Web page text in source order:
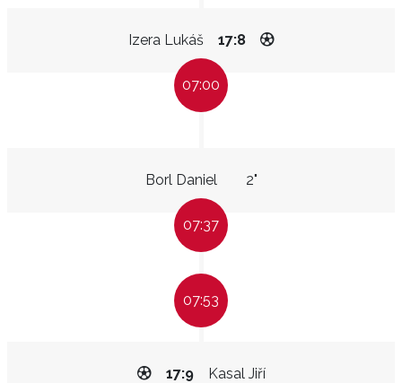
Izera Lukáš 17:8
07:00
Borl Daniel 2"
07:37
07:53
Kasal Jiří
17:9